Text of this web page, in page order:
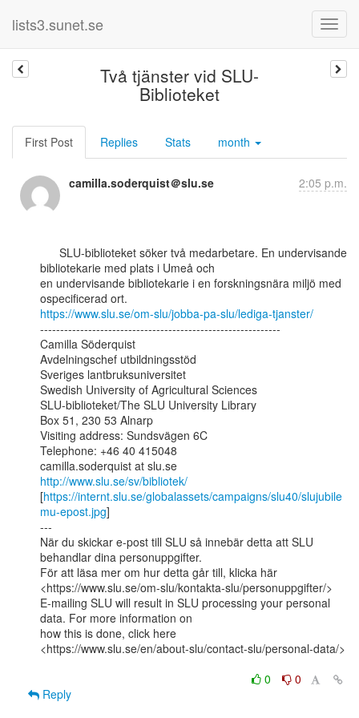
lists3.sunet.se
Två tjänster vid SLU-
Biblioteket
First Post Replies Stats month
camilla.soderquist＠slu.se 2:05 p.m.
bibliotekarie med plats i Umeå och
en undervisande bibliotekarie i en forskningsnära miljö med
https://www.slu.se/om-slu/jobba-pa-slu/lediga-tjanster/
------------------------------------------------------------
Camilla Söderquist
Avdelningschef utbildningsstöd
Sveriges lantbruksuniversitet
Swedish University of Agricultural Sciences
SLU-biblioteket/The SLU University Library
Box 51, 230 53 Alnarp
Visiting address: Sundsvägen 6C
Telephone: +46 40 415048
http://www.slu.se/sv/bibliotek/
[https://internt.slu.se/globalassets/campaigns/slu40/slujubile
mu-epost.jpg]
---
När du skickar e-post till SLU så innebär detta att SLU
behandlar dina personuppgifter.
För att läsa mer om hur detta går till, klicka här
<https://www.slu.se/om-slu/kontakta-slu/personuppgifter/>
E-mailing SLU will result in SLU processing your personal
data. For more information on
how this is done, click here
<https://www.slu.se/en/about-slu/contact-slu/personal-data/>
0
0
Reply